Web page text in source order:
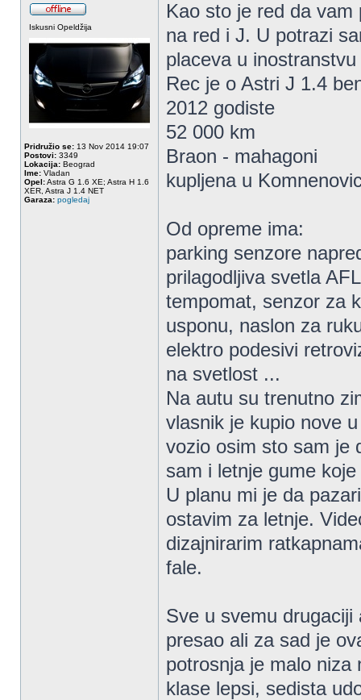
Iskusni Opeldžija
Pridružio se: 13 Nov 2014 19:07
Postovi: 3349
Lokacija: Beograd
Ime: Vladan
Opel:Astra G 1.6 XE; Astra H 1.6
XER, Astra J 1.4 NET
Garaza: pogledaj
Kao sto je red da
na red i J. U potrazi
placeva u
Rec je o Astri J 1.4
2012 godiste
52 000 km
Braon - mahagoni
kupljena u
Od opreme ima:
parking senzore
prilagodljiva svetla
tempomat, senzor za
usponu, naslon za
elektro podesivi
na svetlost ...
Na autu su trenutno
vlasnik je kupio nove
vozio osim sto sam je
sam i letnje gume
U planu mi je da
ostavim za letnje.
dizajnirarim
fale.
Sve u svemu
presao ali za sad je
potrosnja je malo niza
klase lepsi, sedista